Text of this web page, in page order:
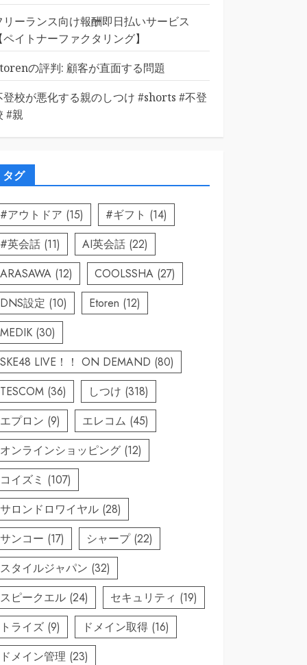
リーランス向け報酬即日払いサービス
【ペイトナーファクタリング】
の評判: 顧客が直面する問題
登校が悪化する親のしつけ #shorts #不登
#親
タグ
#アウトドア (15) #ギフト (14)
#英会話 (11) AI英会話 (22)
ARASAWA (12) COOLSSHA (27)
DNS設定 (10) Etoren (12)
MEDIK (30)
SKE48 LIVE！！ ON DEMAND (80)
TESCOM (36) しつけ (318)
エプロン (9) エレコム (45)
オンラインショッピング (12)
コイズミ (107)
サロンドロワイヤル (28)
サンコー (17) シャープ(22)
スタイルジャパン (32)
スピークエル (24) セキュリティ (19)
トライズ (9) ドメイン取得 (16)
ドメイン管理 (23)